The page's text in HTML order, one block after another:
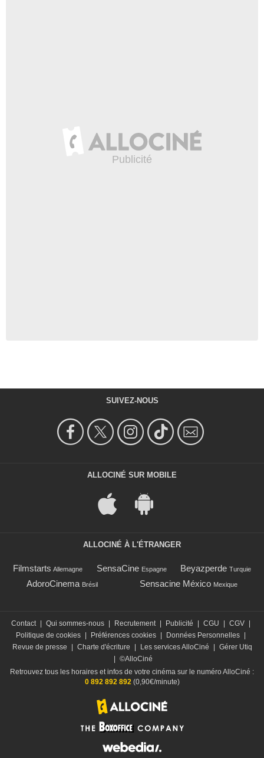
SUIVEZ-NOUS
ALLOCINÉ SUR MOBILE
ALLOCINÉ À L'ÉTRANGER
Filmstarts Allemagne SensaCine Espagne Beyazperde Turquie
AdoroCinema Brésil Sensacine México Mexique
Contact Qui sommes-nous Recrutement Publicité CGU CGV
Politique de cookies
Préférences cookies Données Personnelles
Revue de presse
Charte d'écriture Les services AlloCiné
Gérer Utiq
©AlloCiné
Retrouvez tous les horaires et infos de votre cinéma sur le numéro AlloCiné :
0 892 892 892(0,90€/minute)